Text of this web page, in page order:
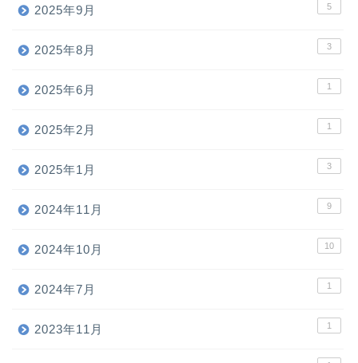
2025年9月 5
2025年8月 3
2025年6月 1
2025年2月 1
2025年1月 3
2024年11月 9
2024年10月 10
2024年7月 1
2023年11月 1